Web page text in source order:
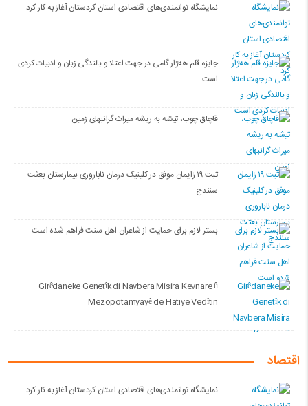
نمایشگاه توانمندی‌های اقتصادی استان کردستان آغاز به کار کرد
جایزه قلم هه‌ژار گامی در جهت اعتلا و بالندگی زبان و ادبیات کردی
است
قاچاق چوب، تیشه به ریشه میراث گرانبهای زمین
ثبت ۱۹ زایمان موفق در کلینیک درمان ناباروری بیمارستان بعثت
سنندج
بستر لازم برای حمایت از شاعران اهل سنت فراهم شده است
Girêdaneke Genetîk di Navbera Misira Kevnare û
Mezopotamyayê de Hatiye Vedîtin
اقتصاد
نمایشگاه توانمندی‌های اقتصادی استان کردستان آغاز به کار کرد